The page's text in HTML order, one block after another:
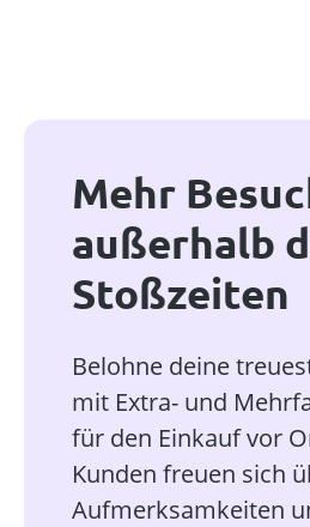
Mehr
außerhalb
Stoßzeiten
Belohne deine
mit Extra- und
für den Einkauf vor
Kunden freuen sich
Aufmerksamkeiten